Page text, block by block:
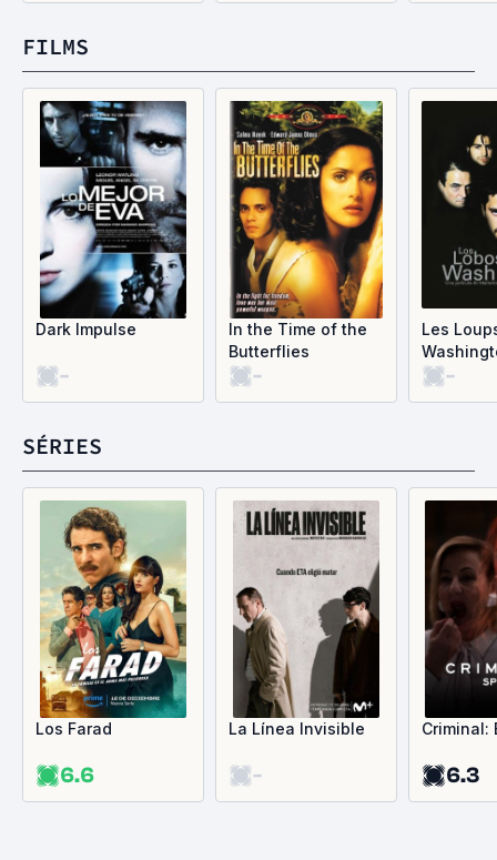
FILMS
Dark Impulse
-
In the Time of the
Butterflies
-
Les
-
SÉRIES
Los Farad
6.6
La Línea Invisible
-
Criminal:
6.3